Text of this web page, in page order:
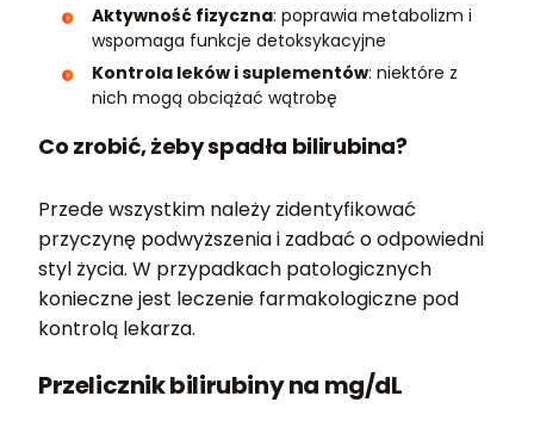
Aktywność fizyczna: poprawia metabolizm i
wspomaga funkcje detoksykacyjne
Kontrola leków i suplementów: niektóre z
nich mogą obciążać wątrobę
Co zrobić, żeby spadła bilirubina?
Przede wszystkim należy zidentyfikować
przyczynę podwyższenia i zadbać o odpowiedni
styl życia. W przypadkach patologicznych
konieczne jest leczenie farmakologiczne pod
kontrolą lekarza.
Przelicznik bilirubiny na mg/dL